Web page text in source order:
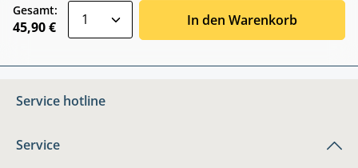
Gesamt:
45,90 € In den Warenkorb
Service hotline
Service